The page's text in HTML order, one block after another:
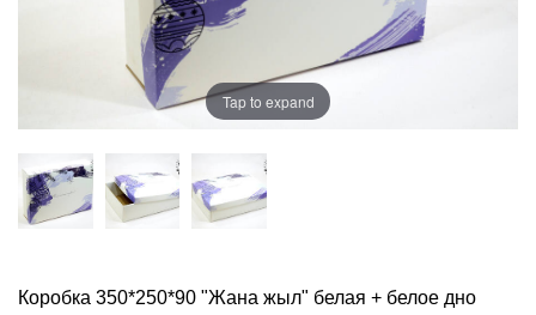
Tap to expand
Коробка 350*250*90 "Жана жыл" белая + белое дно